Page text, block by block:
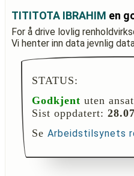
TITITOTA IBRAHIM en
For å drive lovlig
Vi henter inn data jevnlig
STATUS:
Godkjent uten
Sist oppdatert:
Se Arbeidstilsynets